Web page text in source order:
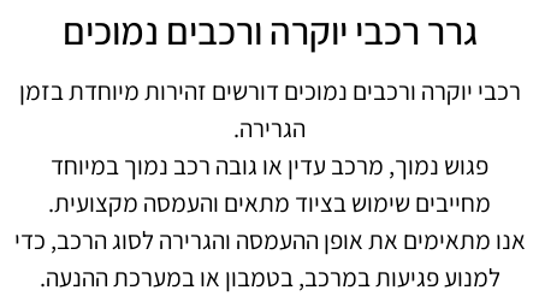
גרר רכבי יוקרה ורכבים נמוכים
רכבי יוקרה ורכבים נמוכים דורשים זהירות מיוחדת בזמן
הגרירה.
פגוש נמוך, מרכב עדין או גובה רכב נמוך במיוחד
מחייבים שימוש בציוד מתאים והעמסה מקצועית.
אנו מתאימים את אופן ההעמסה והגרירה לסוג הרכב, כדי
למנוע פגיעות במרכב, בטמבון או במערכת ההנעה.